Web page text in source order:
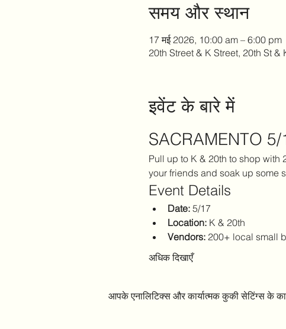
समय और स्थान
17 मई 2026, 10:00 am – 6:00 pm
20th Street & K Street, 20th St
इवेंट के बारे में
SACRAMENTO
Pull up to K & 20th to shop
your friends and soak up
Event Details
Date: 5/17
Location: K & 20th
Vendors: 200+ local small
अधिक दिखाएँ
आपके एनालिटिक्स और कार्यात्मक कुकी सेटिंग्स के